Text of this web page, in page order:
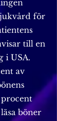
för
till en
i USA.
av
böner